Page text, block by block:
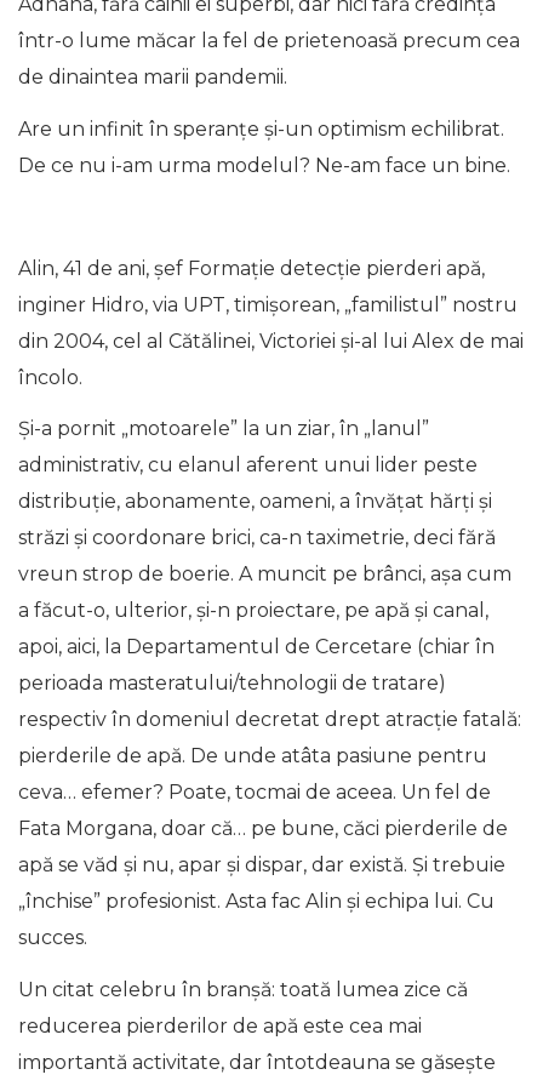
într-o lume măcar la fel de prietenoasă precum cea
de dinaintea marii pandemii.
Are un infinit în speranțe și-un optimism echilibrat.
De ce nu i-am urma modelul? Ne-am face un bine.
Alin, 41 de ani, șef Formație detecție pierderi apă,
inginer Hidro, via UPT, timișorean, „familistul” nostru
din 2004, cel al Cătălinei, Victoriei și-al lui Alex de mai
încolo.
Și-a pornit „motoarele” la un ziar, în „lanul”
administrativ, cu elanul aferent unui lider peste
distribuție, abonamente, oameni, a învățat hărți și
străzi și coordonare brici, ca-n taximetrie, deci fără
vreun strop de boerie. A muncit pe brânci, așa cum
a făcut-o, ulterior, și-n proiectare, pe apă și canal,
apoi, aici, la Departamentul de Cercetare (chiar în
perioada masteratului/tehnologii de tratare)
respectiv în domeniul decretat drept atracție fatală:
pierderile de apă. De unde atâta pasiune pentru
ceva… efemer? Poate, tocmai de aceea. Un fel de
Fata Morgana, doar că… pe bune, căci pierderile de
apă se văd și nu, apar și dispar, dar există. Și trebuie
„închise” profesionist. Asta fac Alin și echipa lui. Cu
succes.
Un citat celebru în branșă: toată lumea zice că
reducerea pierderilor de apă este cea mai
importantă activitate, dar întotdeauna se găsește